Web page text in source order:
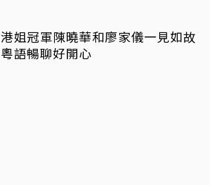
港姐冠軍陳曉華和廖家儀一見如故
粵語暢聊好開心